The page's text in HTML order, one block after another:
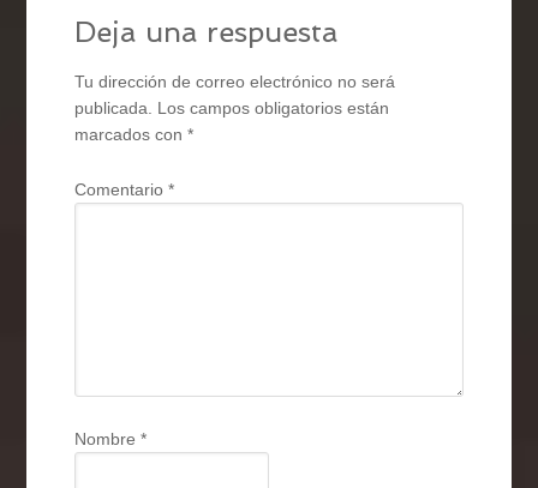
Deja una respuesta
Tu dirección de correo electrónico no será
publicada. Los campos obligatorios están
marcados con*
Comentario*
Nombre*